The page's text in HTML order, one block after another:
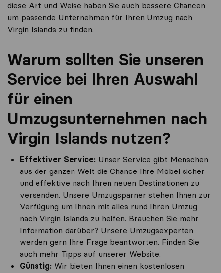
diese Art und Weise haben Sie auch bessere Chancen
um passende Unternehmen für Ihren Umzug nach
Virgin Islands zu finden.
Warum sollten Sie unseren
Service bei Ihren Auswahl
für einen
Umzugsunternehmen nach
Virgin Islands nutzen?
Effektiver Service: Unser Service gibt Menschen
aus der ganzen Welt die Chance Ihre Möbel sicher
und effektive nach Ihren neuen Destinationen zu
versenden. Unsere Umzugsparner stehen Ihnen zur
Verfügung um Ihnen mit alles rund Ihren Umzug
nach Virgin Islands zu helfen. Brauchen Sie mehr
Information darüber? Unsere Umzugsexperten
werden gern Ihre Frage beantworten. Finden Sie
auch mehr Tipps auf unserer Website.
Günstig: Wir bieten Ihnen einen kostenlosen